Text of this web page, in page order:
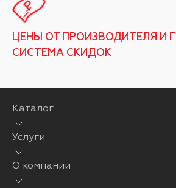
ЦЕНЫ ОТ ПРОИЗВОДИТЕЛЯ И
СИСТЕМА СКИДОК
Каталог
Услуги
О компании